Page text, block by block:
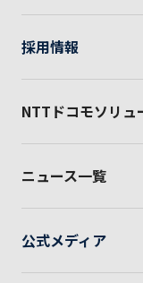
2022.12.01 イ
展示会に出
「建設DX展」
展します。皆さ
す。
採用情報
NTTドコモソリュ
ニュース一覧
公式メディア